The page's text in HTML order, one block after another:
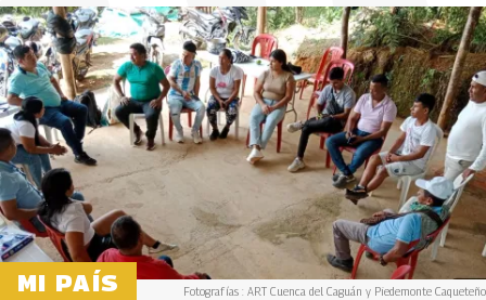
MI PAÍS Fotografías : ART Cuenca del Caguán y Piedemonte Caqueteño